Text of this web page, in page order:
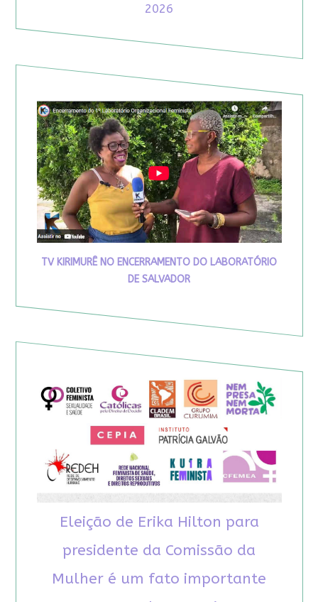
2026
TV KIRIMURÊ NO ENCERRAMENTO DO LABORATÓRIO
DE SALVADOR
Eleição de Erika Hilton para
presidente da Comissão da
Mulher é um fato importante